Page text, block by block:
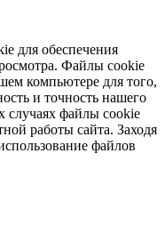
для обеспечения
Файлы cookie
компьютере для того,
и точность нашего
случаях файлы cookie
работы сайта. Заходя
файлов